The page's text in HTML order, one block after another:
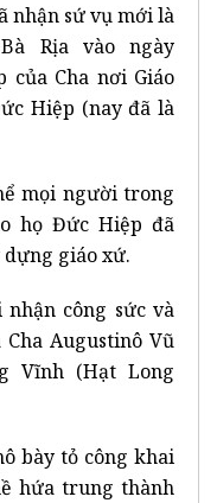
nhận sứ vụ mới là
Rịa vào ngày
của Cha nơi Giáo
Hiệp (nay đã là
mọi người trong
họ Đức Hiệp đã
giáo xứ.
công sức và
Augustinô Vũ
Vĩnh (Hạt Long
bày tỏ công khai
hứa trung thành